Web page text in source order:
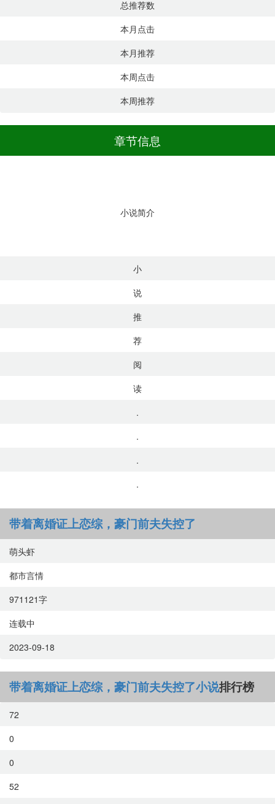
总推荐数
本月点击
本月推荐
本周点击
本周推荐
章节信息
小说简介
小
说
推
荐
阅
读
.
.
.
.
带着离婚证上恋综，豪门前夫失控了
萌头虾
都市言情
971121字
连载中
2023-09-18
带着离婚证上恋综，豪门前夫失控了小说排行榜
72
0
0
52